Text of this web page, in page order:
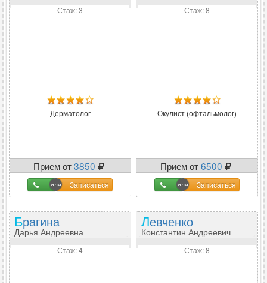
Стаж: 3
Дерматолог
Прием от3850
Записаться
Стаж: 8
Окулист (офтальмолог)
Прием от6500
Записаться
Брагина
Дарья Андреевна
Стаж: 4
Левченко
Константин Андреевич
Стаж: 8